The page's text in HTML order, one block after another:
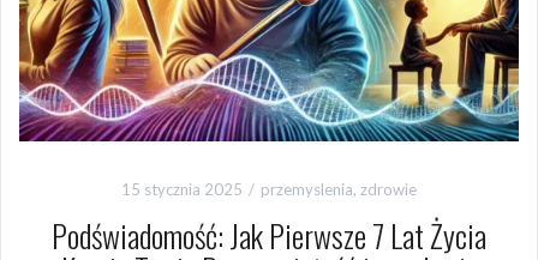
15 stycznia 2025 przemyslenia, zdrowie
Podświadomość: Jak Pierwsze 7 Lat Życia